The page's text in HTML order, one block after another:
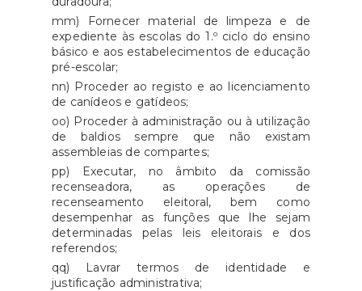
mm) Fornecer material de limpeza e de
expediente às escolas do 1.º ciclo do ensino
básico e aos estabelecimentos de educação
pré-escolar;
nn) Proceder ao registo e ao licenciamento
de canídeos e gatídeos;
oo) Proceder à administração ou à utilização
de baldios sempre que não existam
assembleias de compartes;
pp) Executar, no âmbito da comissão
recenseadora, as operações de
recenseamento eleitoral, bem como
desempenhar as funções que lhe sejam
determinadas pelas leis eleitorais e dos
referendos;
qq) Lavrar termos de identidade e
justificação administrativa;